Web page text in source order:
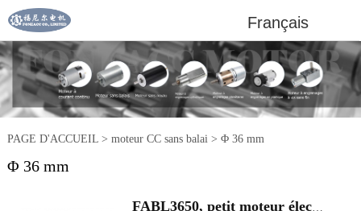
Français
PAGE D'ACCUEIL> moteur CC sans balai > Φ 36 mm
Φ 36 mm